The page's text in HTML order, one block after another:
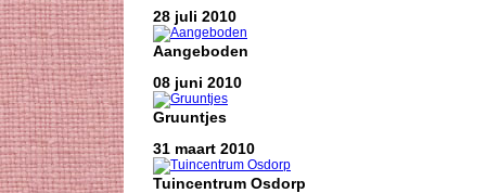
28 juli 2010
Aangeboden
08 juni 2010
Gruuntjes
31 maart 2010
Tuincentrum Osdorp